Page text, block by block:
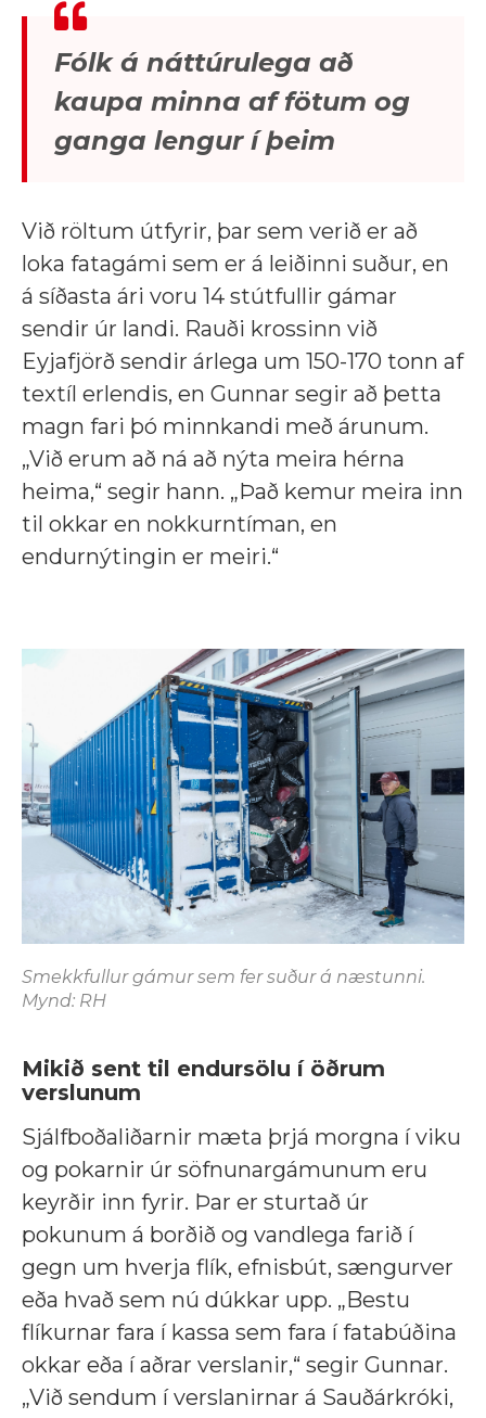
Fólk á náttúrulega að
kaupa minna af fötum og
ganga lengur í þeim
Við röltum útfyrir, þar sem verið er að
loka fatagámi sem er á leiðinni suður, en
á síðasta ári voru 14 stútfullir gámar
sendir úr landi. Rauði krossinn við
Eyjafjörð sendir árlega um 150-170 tonn af
textíl erlendis, en Gunnar segir að þetta
magn fari þó minnkandi með árunum.
„Við erum að ná að nýta meira hérna
heima,“ segir hann. „Það kemur meira inn
til okkar en nokkurntíman, en
endurnýtingin er meiri.“
Smekkfullur gámur sem fer suður á næstunni.
Mynd: RH
Mikið sent til endursölu í öðrum
verslunum
Sjálfboðaliðarnir mæta þrjá morgna í viku
og pokarnir úr söfnunargámunum eru
keyrðir inn fyrir. Þar er sturtað úr
pokunum á borðið og vandlega farið í
gegn um hverja flík, efnisbút, sængurver
eða hvað sem nú dúkkar upp. „Bestu
flíkurnar fara í kassa sem fara í fatabúðina
okkar eða í aðrar verslanir,“ segir Gunnar.
„Við sendum í verslanirnar á Sauðárkróki,